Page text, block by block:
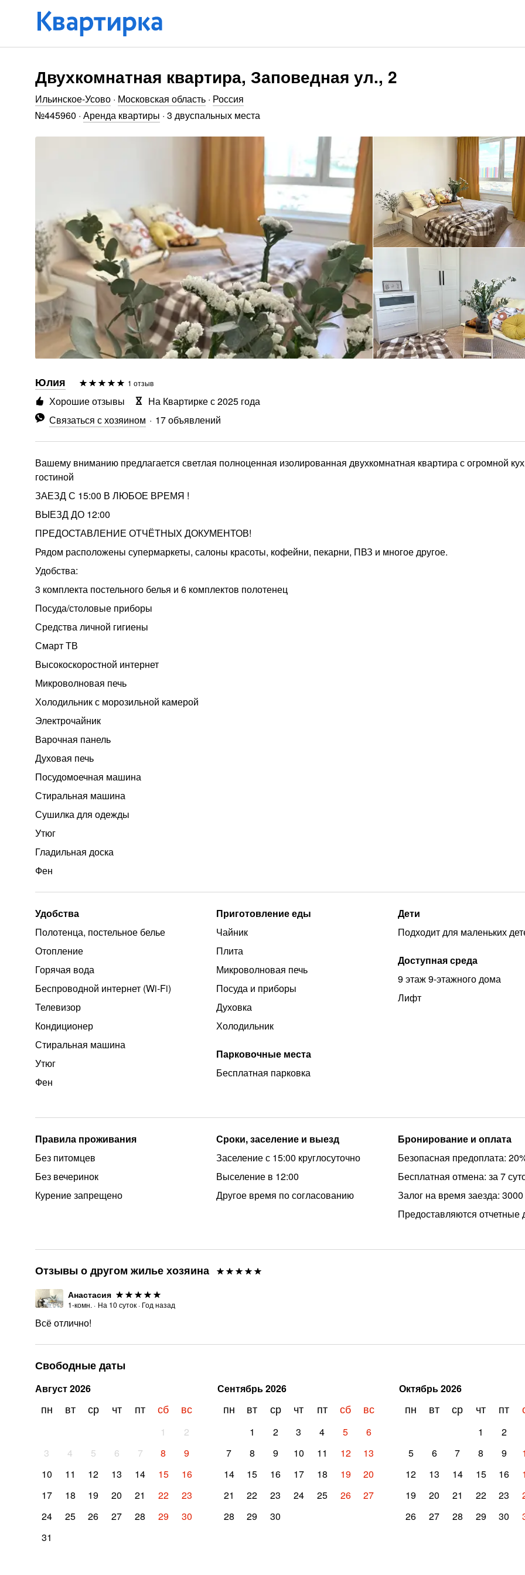
Двухкомнатная квартира, Заповедная ул., 2
Ильинское-Усово · Московская область · Россия
№445960 · Аренда квартиры · 3 двуспальных места
Юлия 1 отзыв
Связаться с хозяином 17 объявлений
Хорошие отзывы На Квартирке с 2025 года
Вашему вниманию предлагается светлая полноценная изолированная двухкомнатная квартира с огромной
гостиной
ЗАЕЗД С 15:00 В ЛЮБОЕ ВРЕМЯ !
ВЫЕЗД ДО 12:00
ПРЕДОСТАВЛЕНИЕ ОТЧЁТНЫХ ДОКУМЕНТОВ!
Рядом расположены супермаркеты, салоны красоты, кофейни, пекарни, ПВЗ и многое другое.
Удобства:
3 комплекта постельного белья и 6 комплектов полотенец
Посуда/столовые приборы
Средства личной гигиены
Смарт ТВ
Высокоскоростной интернет
Микроволновая печь
Холодильник с морозильной камерой
Электрочайник
Варочная панель
Духовая печь
Посудомоечная машина
Стиральная машина
Сушилка для одежды
Утюг
Гладильная доска
Фен
Удобства
Полотенца, постельное белье
Отопление
Горячая вода
Беспроводной интернет (Wi‑Fi)
Телевизор
Кондиционер
Стиральная машина
Утюг
Фен
Приготовление еды
Чайник
Плита
Микроволновая печь
Посуда и приборы
Духовка
Холодильник
Парковочные места
Бесплатная парковка
Дети
Подходит для маленьких
Доступная среда
9 этаж 9-этажного дома
Лифт
Правила проживания
Без питомцев
Без вечеринок
Курение запрещено
Сроки, заселение и выезд
Заселение с 15:00 круглосуточно
Выселение в 12:00
Другое время по согласованию
Бронирование и оплата
Безопасная предоплата:
Бесплатная отмена: за 7
Залог на время заезда:
Предоставляются отчетные
Свободные даты
Август2026
пн вт ср чт пт сб вс
1
2
3
4 5 6 7 8
9
10
11 12 13 14 15
16
17
18 19 20 21 22
23
24
25 26 27 28 29
30
31
Сентябрь2026
пн вт ср чт пт сб вс
1 2 3 4 5
6
7
8 9 10 11 12
13
14
15 16 17 18 19
20
21
22 23 24 25 26
27
28
29 30
Октябрь2026
пн вт ср чт пт
1 2
5
6 7 8 9
12
13 14 15 16
19
20 21 22 23
26
27 28 29 30
Отзывы о другом жилье хозяина
Анастасия
1-комн. · На 10 суток · Год назад
Всё отлично!